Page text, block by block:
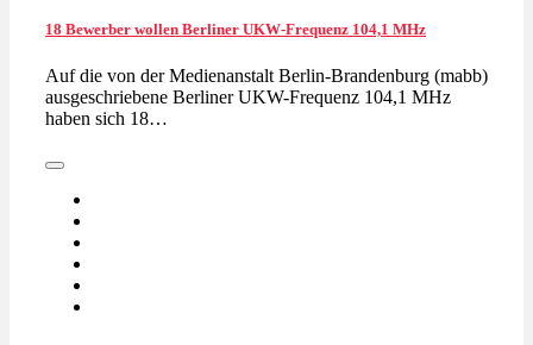
18 Bewerber wollen Berliner UKW-Frequenz 104,1 MHz
Auf die von der Medienanstalt Berlin-Brandenburg (mabb)
ausgeschriebene Berliner UKW-Frequenz 104,1 MHz
haben sich 18…